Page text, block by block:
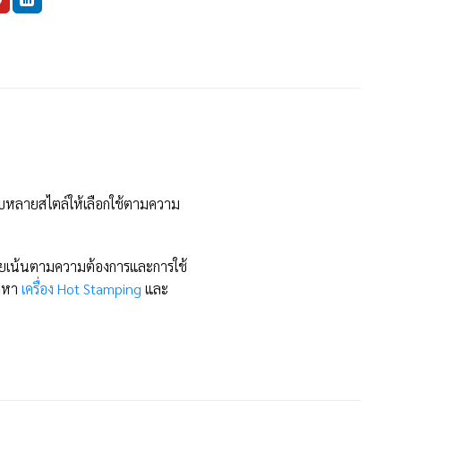
ายสไตล์ให้เลือกใช้ตามความ
น้นตามความต้องการและการใช้
า เครื่อง Hot Stamping และ